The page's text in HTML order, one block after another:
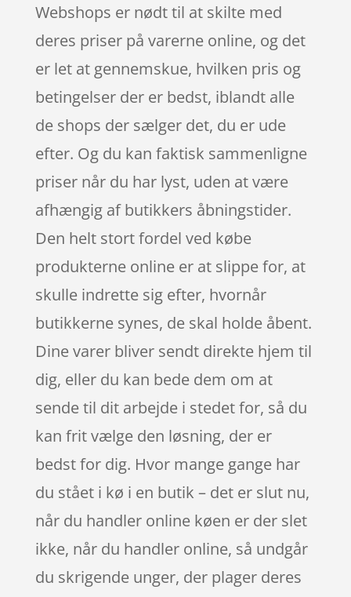
Webshops er nødt til at skilte med
deres priser på varerne online, og det
er let at gennemskue, hvilken pris og
betingelser der er bedst, iblandt alle
de shops der sælger det, du er ude
efter. Og du kan faktisk sammenligne
priser når du har lyst, uden at være
afhængig af butikkers åbningstider.
Den helt stort fordel ved købe
produkterne online er at slippe for, at
skulle indrette sig efter, hvornår
butikkerne synes, de skal holde åbent.
Dine varer bliver sendt direkte hjem til
dig, eller du kan bede dem om at
sende til dit arbejde i stedet for, så du
kan frit vælge den løsning, der er
bedst for dig. Hvor mange gange har
du stået i kø i en butik – det er slut nu,
når du handler online køen er der slet
ikke, når du handler online, så undgår
du skrigende unger, der plager deres